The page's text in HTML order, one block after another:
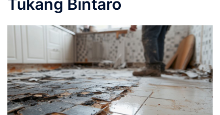
Tukang Bintaro